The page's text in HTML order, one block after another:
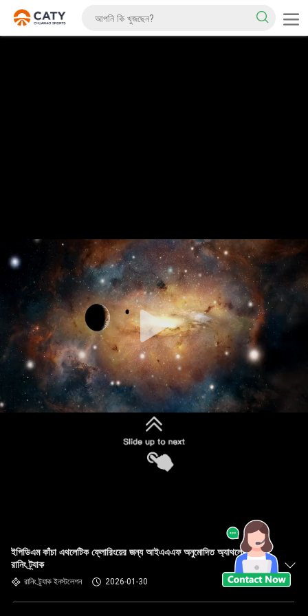
ইপিডিএম কাঁচা এথলেটিক ফ্লোরিংয়ের জন্য আইএএএফ অনুমোদিত অ্যাথলেটিক
রানিং ট্র্যাক
রানিং ট্র্যাক ইনস্টলেশন 2026-01-30